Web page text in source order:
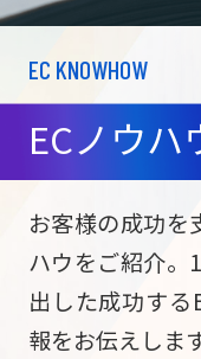
サ
EC KNOWHOW
ECノウハ
お客様の成功を
ハウをご紹介。
出した成功す
報をお伝えします